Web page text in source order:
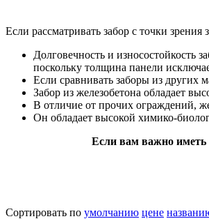
Если рассматривать забор с точки
Долговечность и износостойкость
поскольку толщина панели
Если сравнивать заборы из других
Забор из железобетона обладает
В отличие от прочих ограждений,
Он обладает высокой химико-
Если вам важно иметь
Сортировать по умолчанию цене